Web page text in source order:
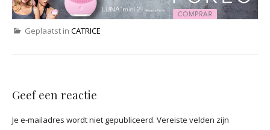
Geplaatst in CATRICE
Geef een reactie
Je e-mailadres wordt niet gepubliceerd. Vereiste velden zijn